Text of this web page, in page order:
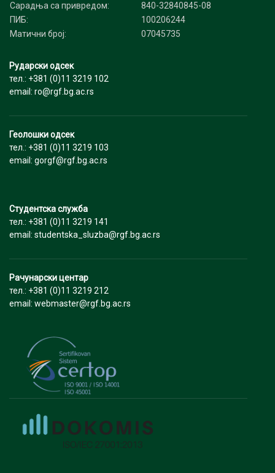
Сарадња са привредом:
840-32840845-08
ПИБ:
100206244
Матични број:
07045735
Рударски одсек
тел.: +381 (0)11 3219 102
email: ro@rgf.bg.ac.rs
Геолошки одсек
тел.: +381 (0)11 3219 103
email: gorgf@rgf.bg.ac.rs
Студентска служба
тел.: +381 (0)11 3219 141
email: studentska_sluzba@rgf.bg.ac.rs
Рачунарски центар
тел.: +381 (0)11 3219 212
email: webmaster@rgf.bg.ac.rs